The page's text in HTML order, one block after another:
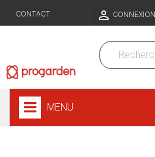
CONTACT  CONNEXION
MENU